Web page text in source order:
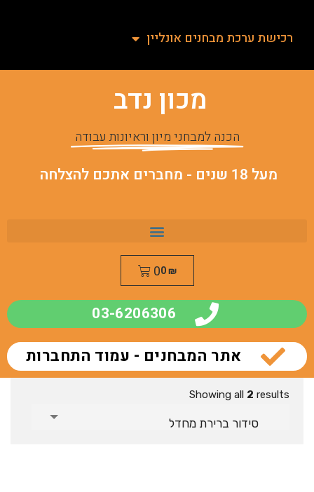
רכישת ערכת מבחנים אונליין
מכון נדב
הכנה למבחני מיון וראיונות עבודה
מעל 18 שנים - מחברים אתכם להצלחה
0₪
0
03-6206306
אתר המבחנים - עמוד התחברות
Showing all 2 results
סידור ברירת מחדל